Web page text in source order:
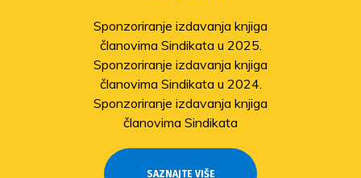
Sponzoriranje izdavanja knjiga
članovima Sindikata u 2025.
Sponzoriranje izdavanja knjiga
članovima Sindikata u 2024.
Sponzoriranje izdavanja knjiga
članovima Sindikata
SAZNAJTE VIŠE